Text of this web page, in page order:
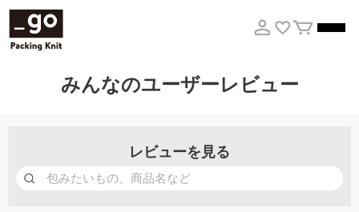
みんなのユーザーレビュー
レビューを見る